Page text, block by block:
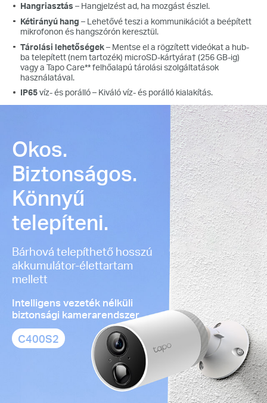
Hangriasztás – Hangjelzést ad, ha mozgást észlel.
Kétirányú hang – Lehetővé teszi a kommunikációt a beépített
mikrofonon és hangszórón keresztül.
Tárolási lehetőségek– Mentse el a rögzített videókat a hub-
ba telepített (nem tartozék) microSD-kártyára† (256 GB-ig)
vagy a Tapo Care** felhőalapú tárolási szolgáltatások
használatával.
IP65víz- és porálló – Kiváló víz- és porálló kialakítás.
Okos.
Biztonságos.
Könnyű
telepíteni.
Bárhová telepíthető hosszú
akkumulátor-élettartam
mellett
Intelligens vezeték nélküli
biztonsági kamerarendszer
C400S2